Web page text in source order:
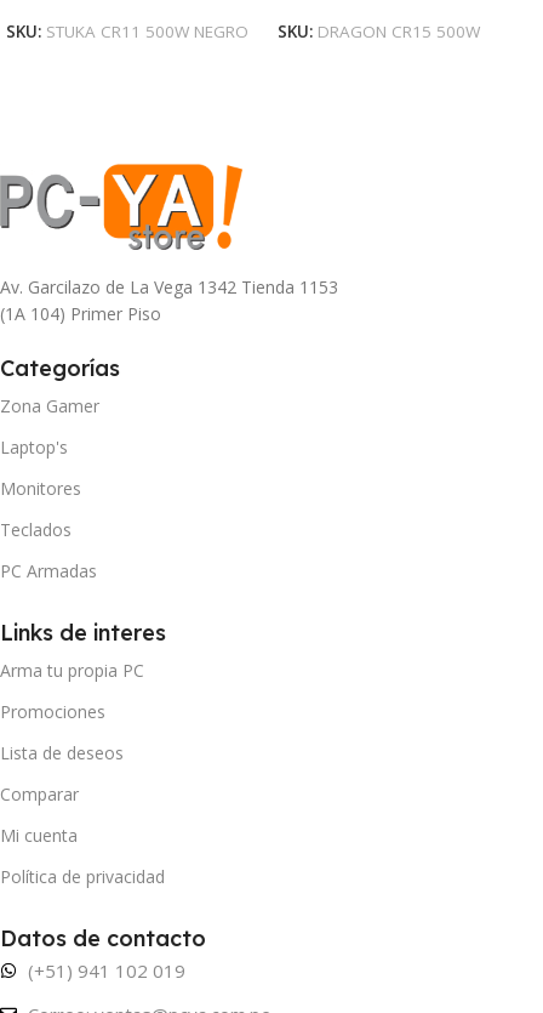
SKU: STUKA CR11 500W NEGRO SKU: DRAGON CR15 500W
Av. Garcilazo de La Vega 1342 Tienda 1153
(1A 104) Primer Piso
Categorías
Zona Gamer
Laptop's
Monitores
Teclados
PC Armadas
Links de interes
Arma tu propia PC
Promociones
Lista de deseos
Comparar
Mi cuenta
Política de privacidad
Datos de contacto
(+51) 941 102 019